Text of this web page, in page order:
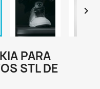

PARA
STL DE